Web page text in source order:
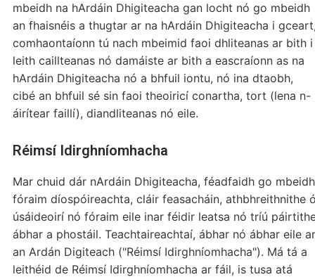
mbeidh na hArdáin Dhigiteacha gan locht nó go mbeidh
an fhaisnéis a thugtar ar na hArdáin Dhigiteacha i
comhaontaíonn tú nach mbeimid faoi dhliteanas ar bith i
leith caillteanas nó damáiste ar bith a eascraíonn as na
hArdáin Dhigiteacha nó a bhfuil iontu, nó ina dtaobh,
cibé an bhfuil sé sin faoi theoiricí conartha, tort (lena n-
áirítear faillí), diandliteanas nó eile.
Réimsí Idirghníomhacha
Mar chuid dár nArdáin Dhigiteacha, féadfaidh go mbeidh
fóraim díospóireachta, cláir feasacháin, athbhreithnithe
úsáideoirí nó fóraim eile inar féidir leatsa nó tríú
ábhar a phostáil. Teachtaireachtaí, ábhar nó ábhar eile ar
an Ardán Digiteach ("Réimsí Idirghníomhacha"). Má tá a
leithéid de Réimsí Idirghníomhacha ar fáil, is tusa atá